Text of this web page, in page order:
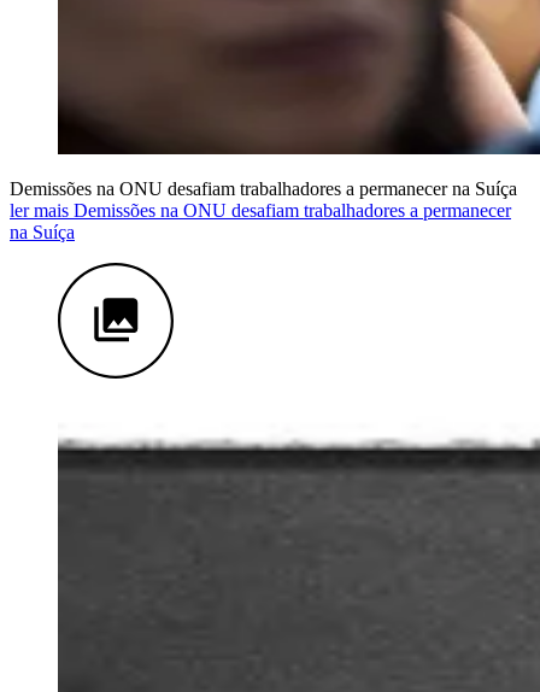
Demissões na ONU desafiam trabalhadores a permanecer na Suíça
ler mais Demissões na ONU desafiam trabalhadores a permanecer
na Suíça